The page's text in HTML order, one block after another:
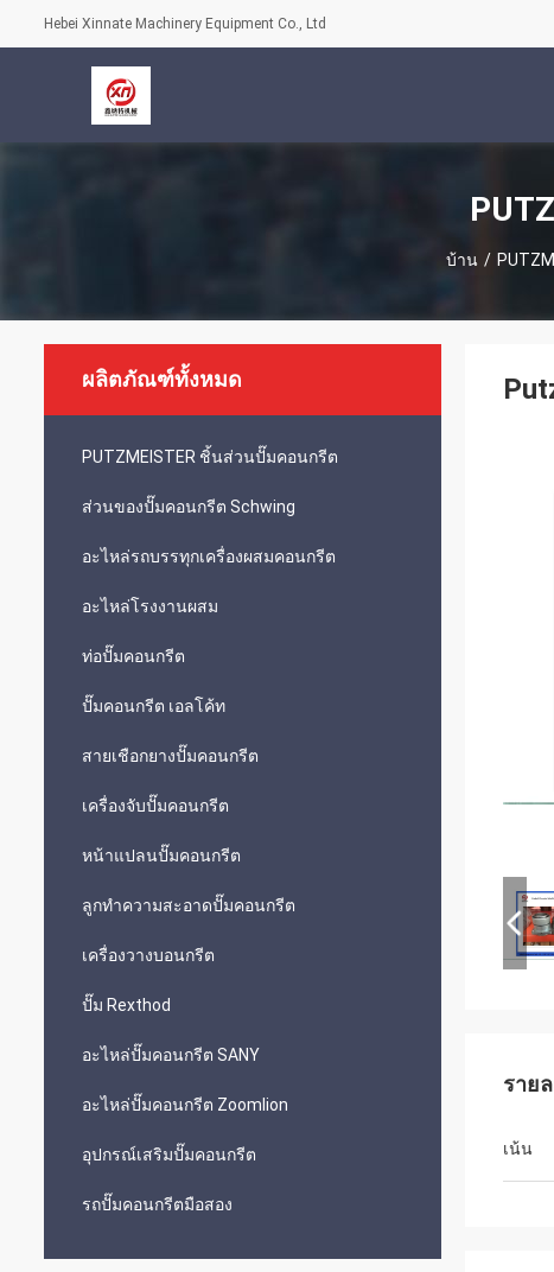
Hebei Xinnate Machinery Equipment Co., Ltd
บ้าน /
ผลิตภัณฑ์ทั้งหมด
PUTZMEISTER ชิ้นส่วนปั๊มคอนกรีต
ส่วนของปั๊มคอนกรีต Schwing
อะไหล่รถบรรทุกเครื่องผสมคอนกรีต
อะไหล่โรงงานผสม
ท่อปั๊มคอนกรีต
ปั๊มคอนกรีต เอลโค้ท
สายเชือกยางปั๊มคอนกรีต
เครื่องจับปั๊มคอนกรีต
หน้าแปลนปั๊มคอนกรีต
ลูกทำความสะอาดปั๊มคอนกรีต
เครื่องวางบอนกรีต
ปั๊ม Rexthod
อะไหล่ปั๊มคอนกรีต SANY
อะไหล่ปั๊มคอนกรีต Zoomlion
อุปกรณ์เสริมปั๊มคอนกรีต
รถปั๊มคอนกรีตมือสอง
ราย
เน้น